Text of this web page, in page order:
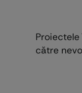
către